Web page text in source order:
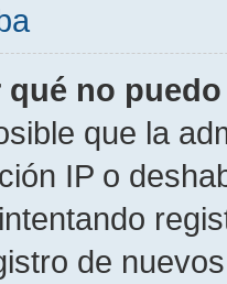
qué no
que la
IP o
de